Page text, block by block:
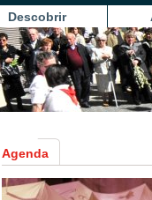
Descobrir
Agenda